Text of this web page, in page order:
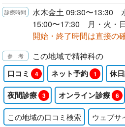
水木金土 09:30〜13:30
15:00〜17:30 月・火・
開始・終了時間は直接の
この地域で精神科の
口コミ 4 ネット予約 1 休
夜間診療 3 オンライン診療 6
この地域の口コミ検索 ウェブサ